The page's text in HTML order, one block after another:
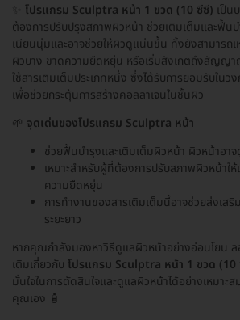
โปรแกรม Sculptra หน้า 1 ขวด (10 ซีซี) เป็น
ต้องการปรับปรุงสภาพผิวหน้า ช่วยเติมเต็มและฟื้นบ
เนียนนุ่มและอาจช่วยให้ผิวดูแน่นขึ้น ทั้งยังสามารถ
ผิวบาง ขาดความยืดหยุ่น หรือเริ่มสังเกตถึงสัญญ
ใช้สารเติมเต็มประเภทหนึ่ง ซึ่งได้รับการยอมรับในว
เพื่อช่วยกระตุ้นการสร้างคอลลาเจนในชั้นผิว
🌱 จุดเด่นของโปรแกรม Sculptra หน้า
ช่วยฟื้นบำรุงและเติมเต็มผิวหน้า ผิวหน้าอา
เหมาะสำหรับผู้ที่ต้องการปรับสภาพผิวหน้าใ
ความยืดหยุ่น
การทำงานของสารเติมเต็มนี้อาจช่วยส่งเสริ
ระยะยาว
หากคุณกำลังมองหาวิธีดูแลผิวหน้าอย่างอ่อนโยน
เติมเกี่ยวกับ โปรแกรม Sculptra หน้า 1 ขวด (10
มั่นใจในการตัดสินใจและดูแลผิวหน้าได้อย่างเหมาะ
คุณเอง 🧴